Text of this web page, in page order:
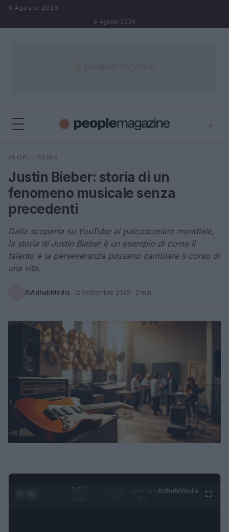
Salta al contenuto
6 Agosto 2026
6 Agosto 2026
⌕
Cerca
PEOPLE NEWS
Justin Bieber: storia di un
fenomeno musicale senza
precedenti
Dalla scoperta su YouTube al palcoscenico mondiale,
la storia di Justin Bieber è un esempio di come il
talento e la perseveranza possano cambiare il corso di
una vita.
AiAdhubMedia · 12 Settembre 2025 · 3 min
0:28 /
AdhubMedia